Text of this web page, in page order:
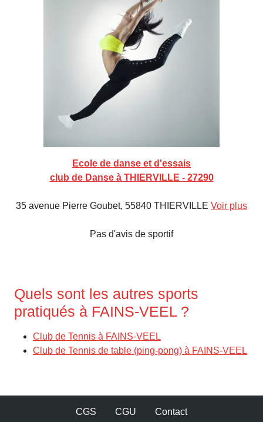
Ecole de danse et d'essais
club de Danse à THIERVILLE - 27290
35 avenue Pierre Goubet, 55840 THIERVILLE Voir plus
Pas d'avis de sportif
Quels sont les autres sports
pratiqués à FAINS-VEEL ?
Club de Tennis à FAINS-VEEL
Club de Tennis de table (ping-pong) à FAINS-VEEL
CGS CGU Contact